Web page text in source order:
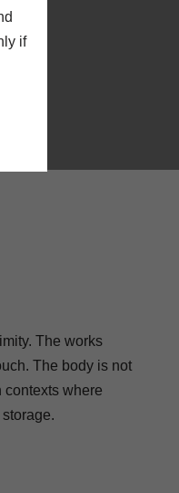
The works
The body is not
contexts where
if